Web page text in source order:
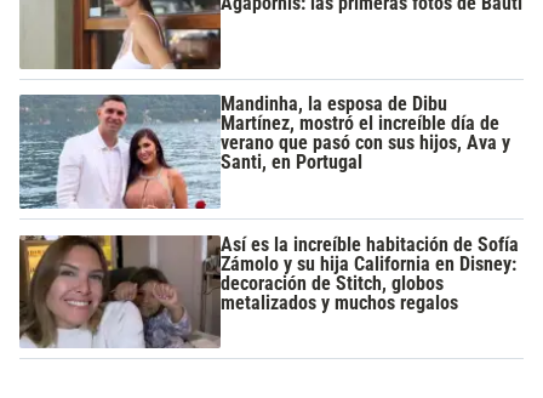
Mandinha, la esposa de Dibu
Martínez, mostró el increíble día de
verano que pasó con sus hijos, Ava y
Santi, en Portugal
Así es la increíble habitación de Sofía
Zámolo y su hija California en Disney:
decoración de Stitch, globos
metalizados y muchos regalos